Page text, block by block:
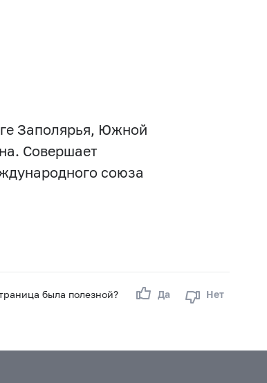
Заполярья, Южной
Совершает
союза
была полезной? Да Нет